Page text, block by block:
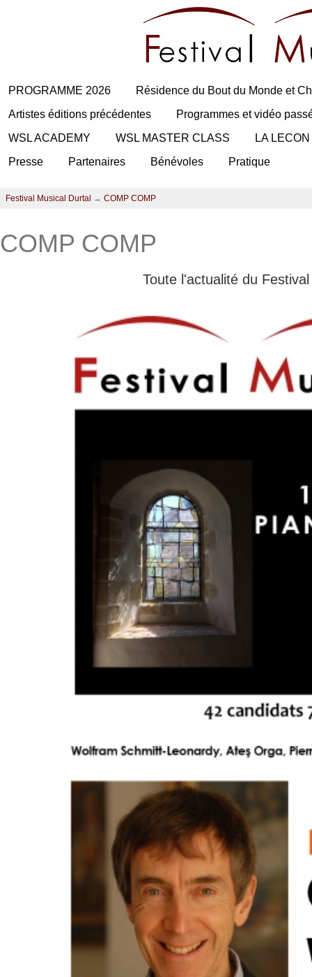
PROGRAMME 2026
Résidence du Bout du Monde et
Artistes éditions précédentes
Programmes et vidéo
WSL ACADEMY
WSL MASTER CLASS
LA
Presse
Partenaires Bénévoles Pratique
Festival Musical Durtal → COMP COMP
COMP COMP
Toute l'actualité du